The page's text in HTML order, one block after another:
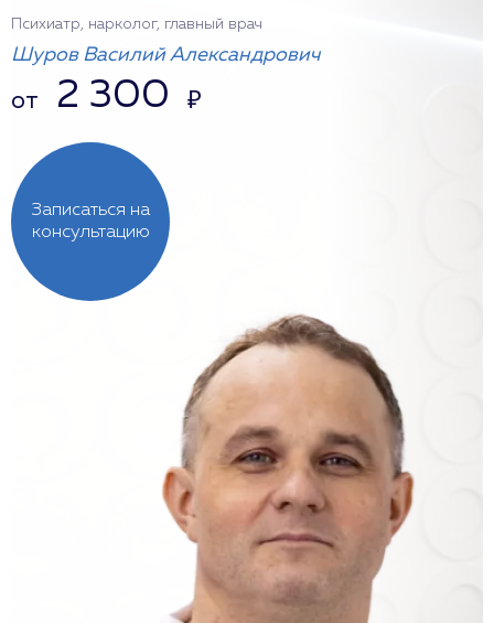
Записаться на
консультацию
Психиатр, нарколог, главный врач
Шуров Василий Александрович
от 2 300 ₽